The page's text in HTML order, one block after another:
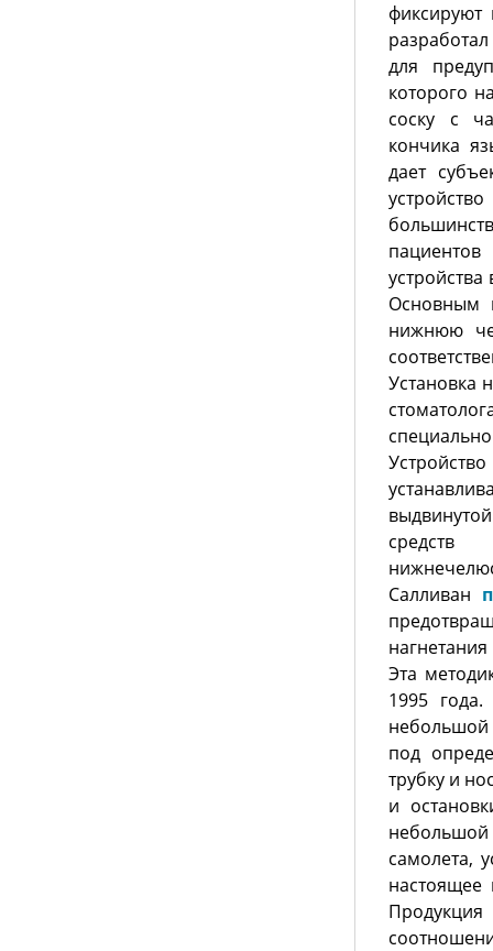
для
которого
соску с
кончика
дает
Основным
нижнюю
Установка
средств
Салливан
Эта
1995 года.
небольшой
под
трубку и
и
самолета,
настоящее